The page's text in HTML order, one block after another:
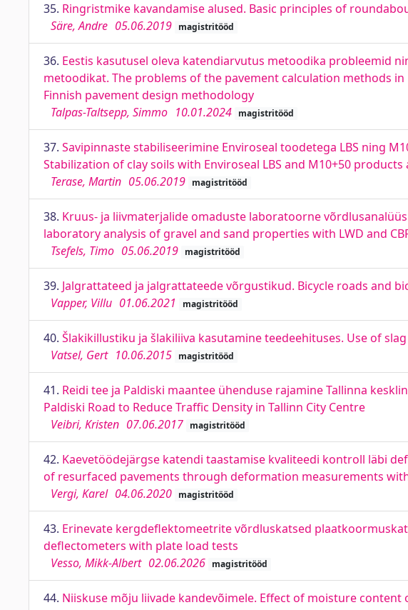
35. Ringristmike kavandamise alused. Basic principles of
Säre, Andre 05.06.2019 magistritööd
36. Eestis kasutusel oleva katendiarvutus metoodika probleemid
metoodikat. The problems of the pavement calculation methods
Finnish pavement design methodology
Talpas-Taltsepp, Simmo 10.01.2024 magistritööd
37. Savipinnaste stabiliseerimine Enviroseal toodetega LBS ning
Stabilization of clay soils with Enviroseal LBS and M10+50
Terase, Martin 05.06.2019 magistritööd
38. Kruus- ja liivmaterjalide omaduste laboratoorne
laboratory analysis of gravel and sand properties with LWD and
Tsefels, Timo 05.06.2019 magistritööd
39. Jalgrattateed ja jalgrattateede võrgustikud. Bicycle roads and
Vapper, Villu 01.06.2021 magistritööd
40. Šlakikillustiku ja šlakiliiva kasutamine teedeehituses. Use of
Vatsel, Gert 10.06.2015 magistritööd
41. Reidi tee ja Paldiski maantee ühenduse rajamine Tallinna
Paldiski Road to Reduce Traffic Density in Tallinn City Centre
Veibri, Kristen 07.06.2017 magistritööd
42. Kaevetöödejärgse katendi taastamise kvaliteedi kontroll läbi
of resurfaced pavements through deformation measurements
Vergi, Karel 04.06.2020 magistritööd
43. Erinevate kergdeflektomeetrite võrdluskatsed
deflectometers with plate load tests
Vesso, Mikk-Albert 02.06.2026 magistritööd
44. Niiskuse mõju liivade kandevõimele. Effect of moisture content